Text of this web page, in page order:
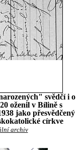
svědčí i o
oženil v Bílině s
jako přesvědčený
církve
archiv